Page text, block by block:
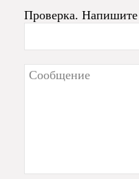
Проверка. Напишите